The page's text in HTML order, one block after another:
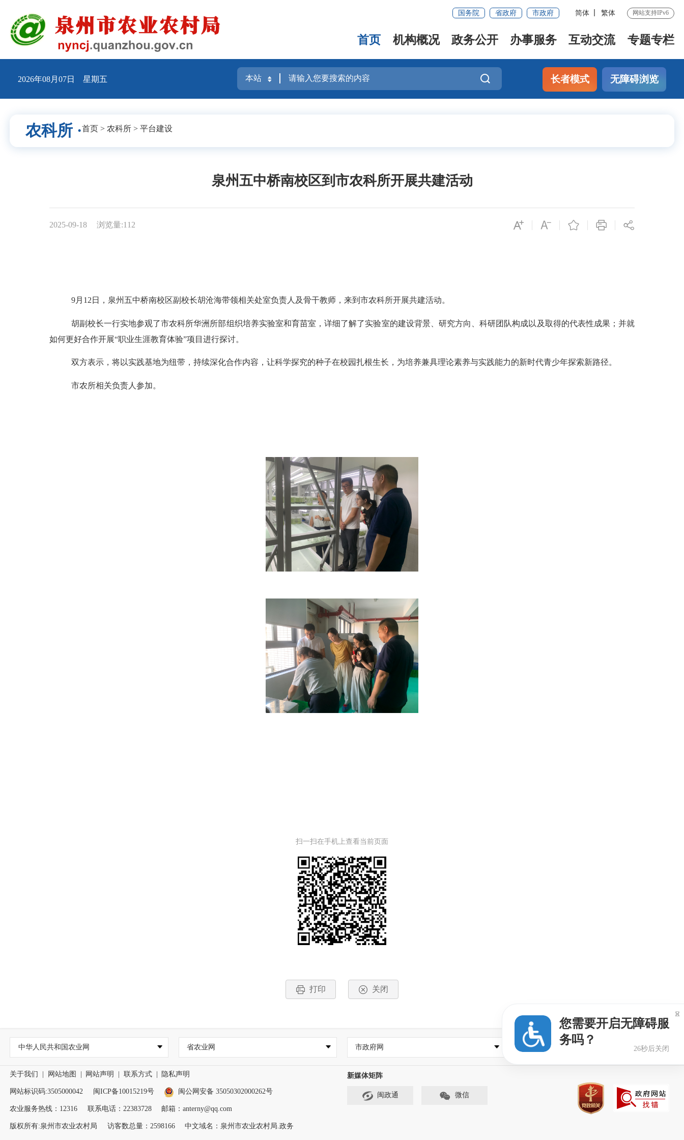
国务院 省政府 市政府 简体 繁体 网站支持IPv6
首页 机构概况 政务公开 办事服务 互动交流 专题专栏
2026年08月07日 星期五 长者模式 无障碍浏览
农科所 ·首页 >农科所 >平台建设
泉州五中桥南校区到市农科所开展共建活动
2025-09-18 浏览量:112
9月12日，泉州五中桥南校区副校长胡沧海带领相关处室负责人及骨干教师， 来到市农科所开展共建活动。
胡副校长一行实地参观了市农科所华洲所部组织培养实验室和育苗室，详细了解了实验室的建设背景、研究方向、科研团队构成以及取得的代表性成果；并就
如何更好合作开展“职业生涯教育体验”项目 进行探讨。
双方表示， 将以实践基地为纽带，持续深化合作内容，让科学探究的种子在校园扎根生长，为培养兼具理论素养与实践能力的新时代青少年探索新路径。
市农所相关负责人参加。
扫一扫在手机上查看当前页面
打印 关闭
中华人民共和国农业网 省农业网 市政府网 县（市、区）农业网
关于我们 网站地图 网站声明 联系方式 隐私声明
网站标识码:3505000042 闽ICP备10015219号 闽公网安备 35050302000262号
农业服务热线：12316 联系电话：22383728 邮箱：anterny@qq.com
版权所有:泉州市农业农村局 访客数总量： 2598166 中文域名：泉州市农业农村局.政务
新媒体矩阵
闽政通 微信
您需要开启无障碍服
务吗？
26秒后关闭
